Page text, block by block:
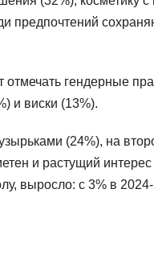
предпочтений
гендерные
и виски (13%).
(24%), на
и растущий интерес
выросло: с 3% в